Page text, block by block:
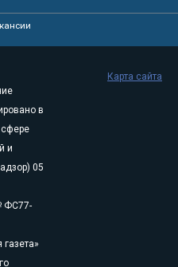
в
и
05
ФС77-
Карта сайта